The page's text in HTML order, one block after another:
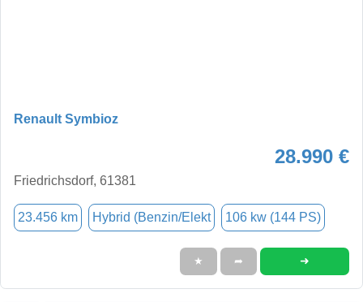
Renault Symbioz
28.990 €
Friedrichsdorf, 61381
23.456 km Hybrid (Benzin/Elekt 106 kw (144 PS)
★ ➦ ➜